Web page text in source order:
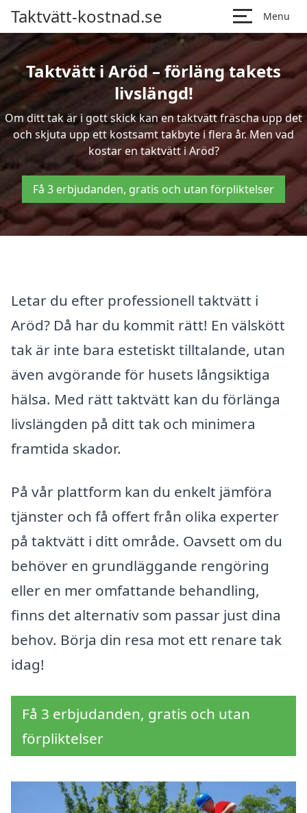
Taktvätt-kostnad.se Menu
Taktvätt i Aröd – förläng takets
livslängd!
Om ditt tak är i gott skick kan en taktvätt fräscha upp det
och skjuta upp ett kostsamt takbyte i flera år. Men vad
kostar en taktvätt i Aröd?
Få 3 erbjudanden, gratis och utan förpliktelser
Letar du efter professionell taktvätt i
Aröd? Då har du kommit rätt! En välskött
tak är inte bara estetiskt tilltalande, utan
även avgörande för husets långsiktiga
hälsa. Med rätt taktvätt kan du förlänga
livslängden på ditt tak och minimera
framtida skador.
På vår plattform kan du enkelt jämföra
tjänster och få offert från olika experter
på taktvätt i ditt område. Oavsett om du
behöver en grundläggande rengöring
eller en mer omfattande behandling,
finns det alternativ som passar just dina
behov. Börja din resa mot ett renare tak
idag!
Få 3 erbjudanden, gratis och utan
förpliktelser